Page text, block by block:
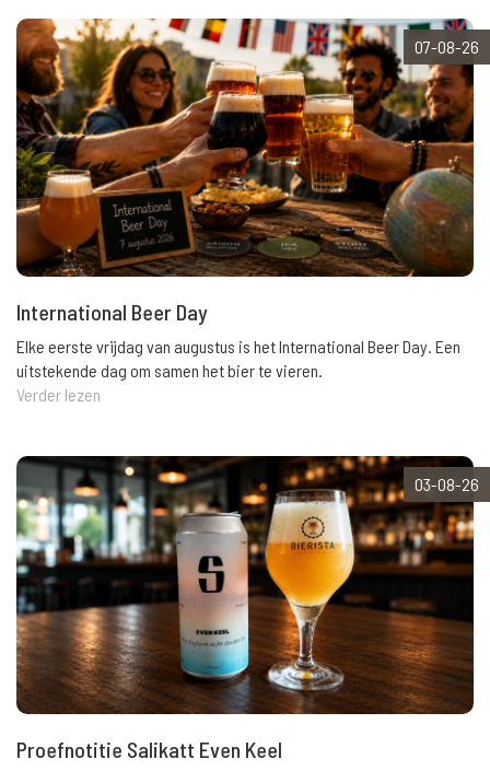
07-08-26
International Beer Day
Elke eerste vrijdag van augustus is het International Beer Day. Een
uitstekende dag om samen het bier te vieren.
Verder lezen
03-08-26
Proefnotitie Salikatt Even Keel